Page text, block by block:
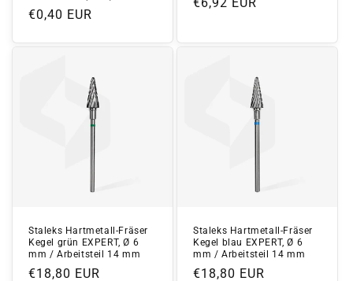
Normaler
€0,40 EUR
Staleks Hartmetall-Fräser
Kegel grün EXPERT, Ø 6
mm / Arbeitsteil 14 mm
Normaler
€18,80 EUR
Staleks Hartmetall-Fräser
Kegel blau EXPERT, Ø 6
mm / Arbeitsteil 14 mm
Normaler
€18,80 EUR